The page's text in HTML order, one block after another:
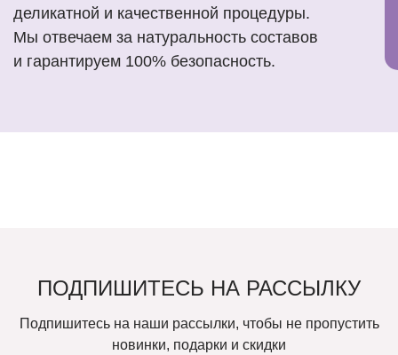
деликатной и качественной процедуры.
Мы отвечаем за натуральность составов
и гарантируем 100% безопасность.
ПОДПИШИТЕСЬ НА РАССЫЛКУ
Подпишитесь на наши рассылки, чтобы не пропустить
новинки, подарки и скидки